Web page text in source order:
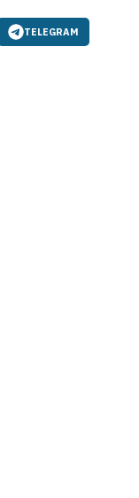
TELEGRAM